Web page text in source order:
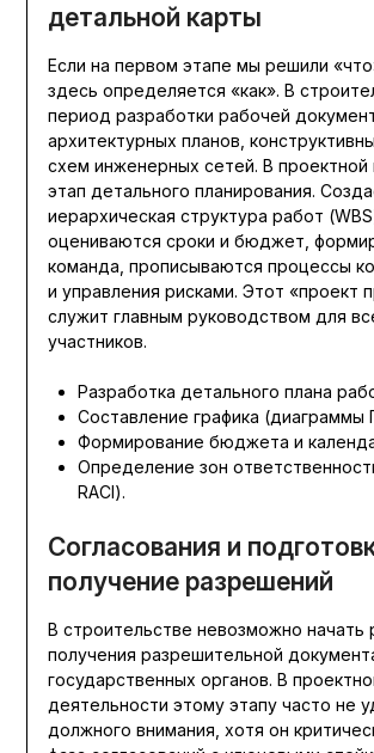
детальной карты
Если на первом этапе мы решили
здесь определяется «как». В
период разработки рабочей
архитектурных планов,
схем инженерных сетей. В
этап детального планирования.
иерархическая структура работ
оцениваются сроки и бюджет,
команда, прописываются процессы
и управления рисками. Этот «проект
служит главным руководством для
участников.
Разработка детального плана
Составление графика (диаграммы
Формирование бюджета и
Определение зон
RACI).
Согласования и
получение разрешений
В строительстве невозможно начать
получения разрешительной
государственных органов. В
деятельности этому этапу часто не
должного внимания, хотя он